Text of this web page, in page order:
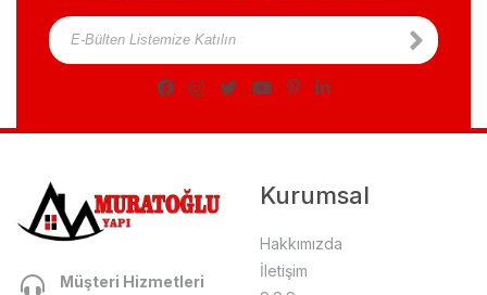
Müşteri Hizmetleri
Kurumsal
Hakkımızda
İletişim